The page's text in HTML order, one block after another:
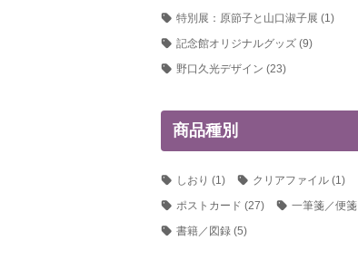
特別展：原節子と山口淑子展 (1)
記念館オリジナルグッズ(9)
野口久光デザイン (23)
商品種別
しおり (1) クリアファイル (1)
ポストカード (27) 一筆箋／便箋
書籍／図録(5)